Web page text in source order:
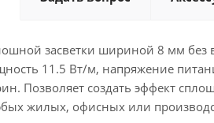
засветки шириной 8 мм без
11.5 Вт/м, напряжение
Позволяет создать эффект
жилых, офисных или